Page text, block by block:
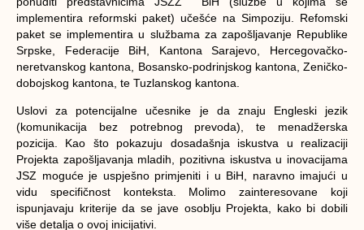
implementira reformski paket) učešće na Simpoziju. Refomski
paket se implementira u službama za zapošljavanje Republike
Srpske, Federacije BiH, Kantona Sarajevo, Hercegovačko-
neretvanskog kantona, Bosansko-podrinjskog kantona, Zeničko-
dobojskog kantona, te Tuzlanskog kantona.
Uslovi za potencijalne učesnike je da znaju Engleski jezik
(komunikacija bez potrebnog prevoda), te menadžerska
pozicija. Kao što pokazuju dosadašnja iskustva u realizaciji
Projekta zapošljavanja mladih, pozitivna iskustva u inovacijama
JSZ moguće je uspješno primjeniti i u BiH, naravno imajući u
vidu specifičnost konteksta. Molimo zainteresovane koji
ispunjavaju kriterije da se jave osoblju Projekta, kako bi dobili
više detalja o ovoj inicijativi.